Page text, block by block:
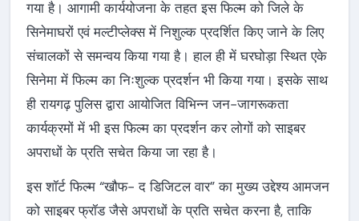
गया है। आगामी कार्ययोजना के तहत इस फिल्म को जिले के
सिनेमाघरों एवं मल्टीप्लेक्स में निशुल्क प्रदर्शित किए जाने के लिए
संचालकों से समन्वय किया गया है। हाल ही में घरघोड़ा स्थित एके
सिनेमा में फिल्म का निःशुल्क प्रदर्शन भी किया गया। इसके साथ
ही रायगढ़ पुलिस द्वारा आयोजित विभिन्न जन-जागरूकता
कार्यक्रमों में भी इस फिल्म का प्रदर्शन कर लोगों को साइबर
अपराधों के प्रति सचेत किया जा रहा है।
इस शॉर्ट फिल्म “खौफ- द डिजिटल वार” का मुख्य उद्देश्य आमजन
को साइबर फ्रॉड जैसे अपराधों के प्रति सचेत करना है, ताकि